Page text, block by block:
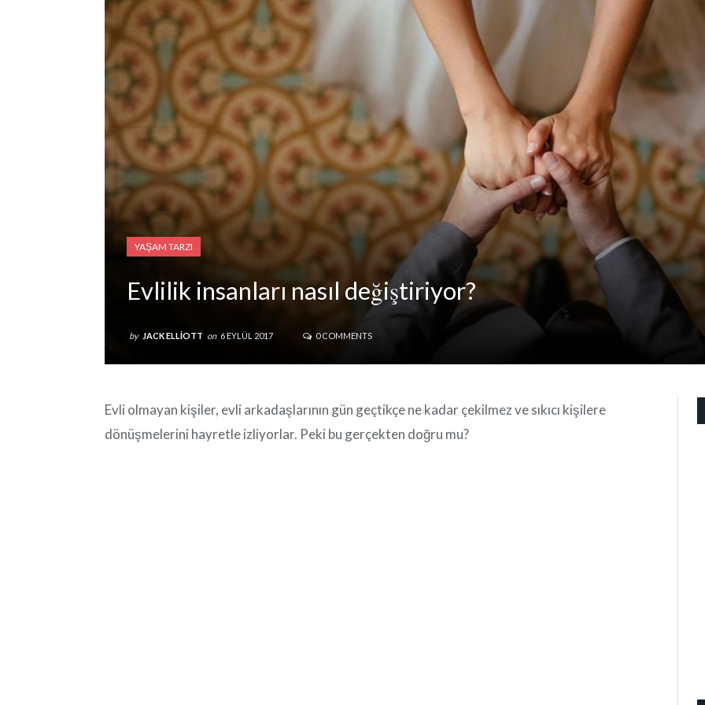
YAŞAM TARZI
Evlilik insanları nasıl değiştiriyor?
by JACK ELLIOTT on 6 EYLÜL 2017 0 COMMENTS
Evli olmayan kişiler, evli arkadaşlarının gün geçtikçe ne kadar çekilmez ve sıkıcı kişilere
dönüşmelerini hayretle izliyorlar. Peki bu gerçekten doğru mu?